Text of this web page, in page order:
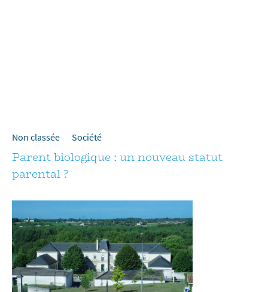
Non classée Société
Parent biologique : un nouveau statut
parental ?